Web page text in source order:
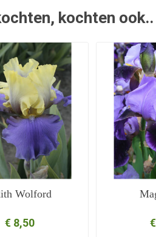
kochten ook..
Wolford
€ 8,50